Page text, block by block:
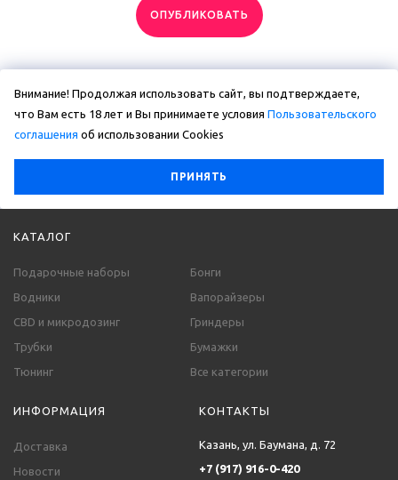
ОПУБЛИКОВАТЬ
Внимание! Продолжая использовать сайт, вы подтверждаете,
что Вам есть 18 лет и Вы принимаете условия Пользовательского
соглашения об использовании Сookies
ПРИНЯТЬ
КАТАЛОГ
Подарочные наборы
Бонги
Водники
Вапорайзеры
CBD и микродозинг
Гриндеры
Трубки
Бумажки
Тюнинг
Все категории
ИНФОРМАЦИЯ
Доставка
Новости
КОНТАКТЫ
Казань, ул. Баумана, д. 72
+7 (917) 916-0-420